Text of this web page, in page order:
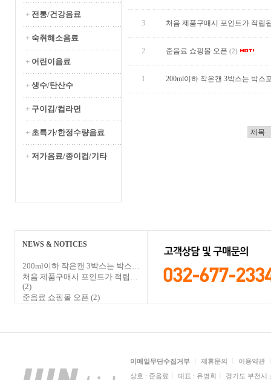
+ 전통/건강음료
+ 숙취해소음료
+ 어린이음료
+ 생수/탄산수
+ 구이김/컵라면
+ 초특가/한정수량음료
+ 저가음료/종이컵/기타
3 처음 제품구매시 포인트가 적립
2 준음료 쇼핑몰 오픈 (2)
1 200ml이하 작은캔 3박스는 박스
NEWS & NOTICES
200ml이하 작은캔 3박스는 박스…
처음 제품구매시 포인트가 적립…
(2)
준음료 쇼핑몰 오픈 (2)
이메일무단수집거부 제휴문의 이용약관
상호 : 준음료 대표 : 유병희
경기도 부천시